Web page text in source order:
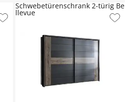
Schwebetürenschrank 2-türig Be
llevue